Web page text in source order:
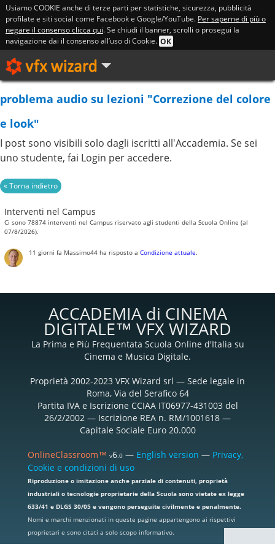
Usiamo COOKIE anche di terze parti per statistiche, sicurezza, pubblicità
profilate e siti social come Facebook e Google/YouTube. Per saperne di più o
negare il consenso clicca qui. Se chiudi il banner, scrolli o prosegui la
navigazione dai il consenso all’uso di Cookie. OK
problema audio su lezioni "Correzione del colore
e look"
I post sono visibili solo dagli iscritti all'Accademia. Se sei
uno studente, fai Login per accedere.
Interventi nel Campus
Ci sono 78874 interventi nel Campus riservato agli studenti della Scuola Online (al
07/8/2026).
11 giorni fa Massimo44ha risposto a Condizione attuale.
ACCADEMIA di CINEMA
DIGITALE™ VFX WIZARD
La Prima e Più Frequentata Scuola Online d'Italia su
Cinema e Musica Digitale.
Proprietà 2002-2023 VFX Wizard srl — Sede legale in
Roma, Via del Serafico 64
Partita IVA e Iscrizione CCIAA IT06977-431003 del
26/2/2002 — Iscrizione REA n. RM/1001618 —
Capitale Sociale Euro 20.000
OnlineClassroom™ v6.0— English version — Privacy,
Cookie e condizioni di uso
Riproduzione o imitazione anche parziale di contenuti, proprietà
industriali o tecnologie proprietarie della Scuola sono vietate ex legge
633/41 e DLGS 30/05 e vengono perseguite civilmente e penalmente.
Nomi e marchi menzionati in queste pagine appartengono ai rispettivi
proprietari e sono citati a solo scopo informativo.